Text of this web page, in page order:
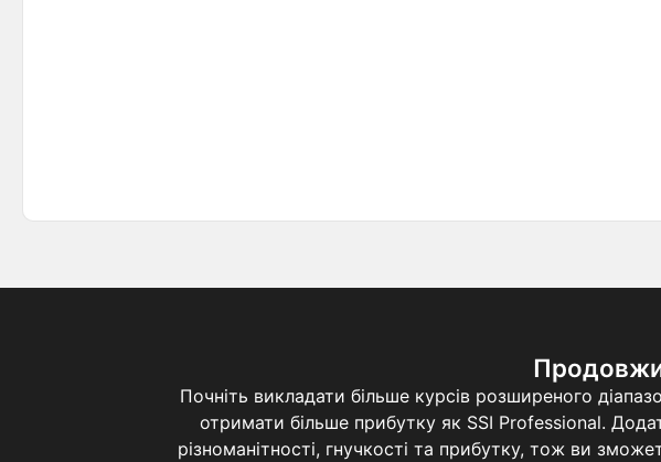
Почніть викладати більше курсів розширеного
отримати більше прибутку як SSI Professional.
різноманітності, гнучкості та прибутку, тож ви